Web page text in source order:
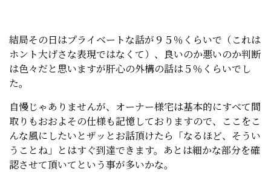
結局その日はプライベートな話が９５％くらいで（これは
ホント大げさな表現ではなくて）、良いのか悪いのか判断
は色々だと思いますが肝心の外構の話は５％くらいでし
た。
自慢じゃありませんが、オーナー様宅は基本的にすべて間
取りもおおよその仕様も記憶しておりますので、ここをこ
んな風にしたいとザッとお話頂けたら「なるほど、そうい
うことね」とはすぐ到達できます。あとは細かな部分を確
認させて頂いてという事が多いかな。